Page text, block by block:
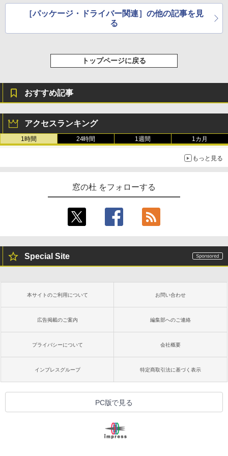
［パッケージ・ドライバー関連］の他の記事を見
る
トップページに戻る
おすすめ記事
アクセスランキング
1時間 24時間 1週間 1カ月
もっと見る
窓の杜 をフォローする
Special Site
本サイトのご利用について お問い合わせ
広告掲載のご案内 編集部へのご連絡
プライバシーについて 会社概要
インプレスグループ 特定商取引法に基づく表示
PC版で見る